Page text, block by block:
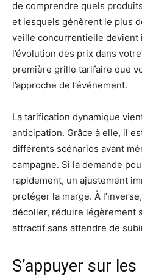
de comprendre quels
et lesquels génèrent le plus
veille concurrentielle devient
l’évolution des prix dans
première grille tarifaire que
l’approche de l’événement.
La tarification dynamique
anticipation. Grâce à elle, il
différents scénarios avant
campagne. Si la demande
rapidement, un ajustement
protéger la marge. À
décoller, réduire légèrement
attractif sans attendre de
S’appuyer sur